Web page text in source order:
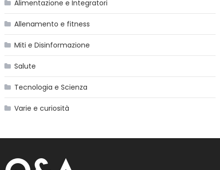
Alimentazione e Integratori
Allenamento e fitness
Miti e Disinformazione
Salute
Tecnologia e Scienza
Varie e curiosità